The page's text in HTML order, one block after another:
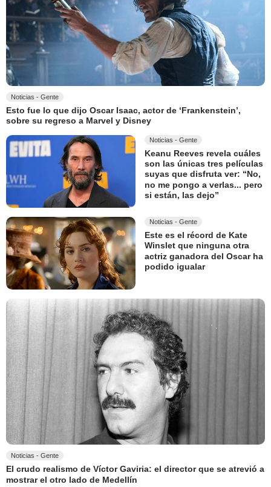
Noticias - Gente
Esto fue lo que dijo Oscar Isaac, actor de ‘Frankenstein’,
sobre su regreso a Marvel y Disney
Noticias - Gente
Keanu Reeves revela cuáles
son las únicas tres películas
suyas que disfruta ver: “No,
no me pongo a verlas... pero
si están, las dejo”
Noticias - Gente
Este es el récord de Kate
Winslet que ninguna otra
actriz ganadora del Oscar ha
podido igualar
Noticias - Gente
El crudo realismo de Víctor Gaviria: el director que se atrevió a
mostrar el otro lado de Medellín